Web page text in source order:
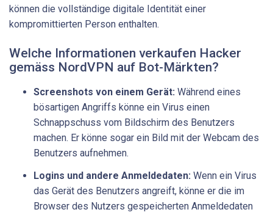
können die vollständige digitale Identität einer
kompromittierten Person enthalten.
Welche Informationen verkaufen Hacker
gemäss NordVPN auf Bot-Märkten?
Screenshots von einem Gerät: Während eines
bösartigen Angriffs könne ein Virus einen
Schnappschuss vom Bildschirm des Benutzers
machen. Er könne sogar ein Bild mit der Webcam des
Benutzers aufnehmen.
Logins und andere Anmeldedaten: Wenn ein Virus
das Gerät des Benutzers angreift, könne er die im
Browser des Nutzers gespeicherten Anmeldedaten